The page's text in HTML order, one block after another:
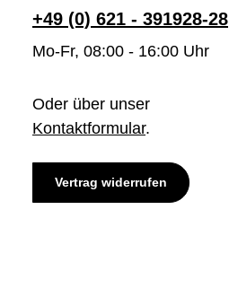
+49 (0) 621 - 391928-28
Mo-Fr, 08:00 - 16:00 Uhr
Oder über unser
Kontaktformular.
Vertrag widerrufen